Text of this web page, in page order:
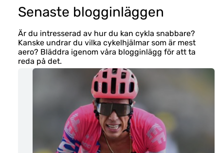
Senaste blogginläggen
Är du intresserad av hur du kan cykla snabbare?
Kanske undrar du vilka cykelhjälmar som är mest
aero? Bläddra igenom våra blogginlägg för att ta
reda på det.